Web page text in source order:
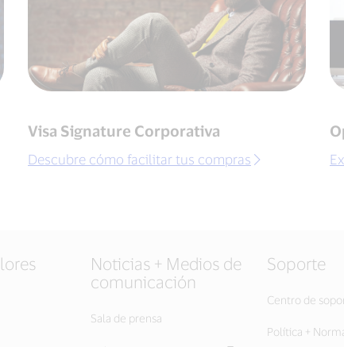
Visa Signature Corporativa
Descubre cómo facilitar tus compras
Noticias + Medios de
comunicación
Sala de prensa
Soporte
Centro de
Política +